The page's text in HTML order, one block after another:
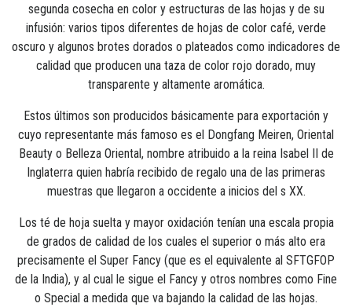
segunda cosecha en color y estructuras de las hojas y de su
infusión: varios tipos diferentes de hojas de color café, verde
oscuro y algunos brotes dorados o plateados como indicadores de
calidad que producen una taza de color rojo dorado, muy
transparente y altamente aromática.
Estos últimos son producidos básicamente para exportación y
cuyo representante más famoso es el Dongfang Meiren, Oriental
Beauty o Belleza Oriental, nombre atribuido a la reina Isabel II de
Inglaterra quien habría recibido de regalo una de las primeras
muestras que llegaron a occidente a inicios del s XX.
Los té de hoja suelta y mayor oxidación tenían una escala propia
de grados de calidad de los cuales el superior o más alto era
precisamente el Super Fancy (que es el equivalente al SFTGFOP
de la India), y al cual le sigue el Fancy y otros nombres como Fine
o Special a medida que va bajando la calidad de las hojas.